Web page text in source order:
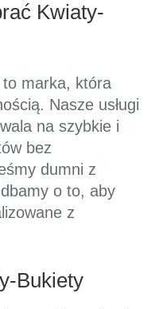
Kwiaty-
to marka, która
Nasze usługi
na szybkie i
bez
dumni z
o to, aby
z
Bukiety